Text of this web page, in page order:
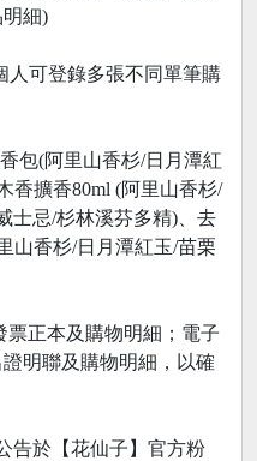
細)
人可登錄多張不同單筆購
包(阿里山香杉/日月潭紅
香擴香80ml (阿里山香杉/
士忌/杉林溪芬多精)、去
山香杉/日月潭紅玉/苗栗
正本及購物明細；電子
明聯及購物明細，以確
告於【花仙子】官方粉